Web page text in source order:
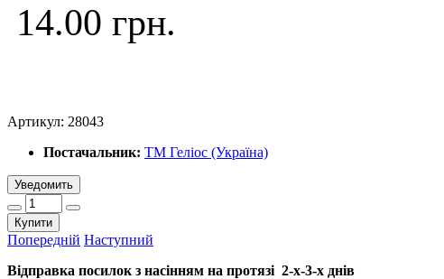
14.00 грн.
Артикул: 28043
Постачальник: ТМ Геліос (Україна)
Уведомить
Купити
Попередній Наступний
Відправка посилок з насінням на протязі 2-х-3-х днів